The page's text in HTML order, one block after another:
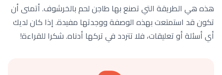
هذه هي الطريقة التي تصنع بها طاجن لحم بالخرشوف. أتمنى أن
تكون قد استمتعت بهذه الوصفة ووجدتها مفيدة. إذا كان لديك
أي أسئلة أو تعليقات، فلا تتردد في تركها أدناه. شكرا للقراءة!